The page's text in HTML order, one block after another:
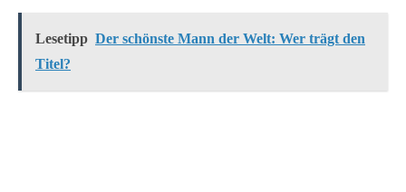
Lesetipp Der schönste Mann der Welt: Wer trägt den
Titel?